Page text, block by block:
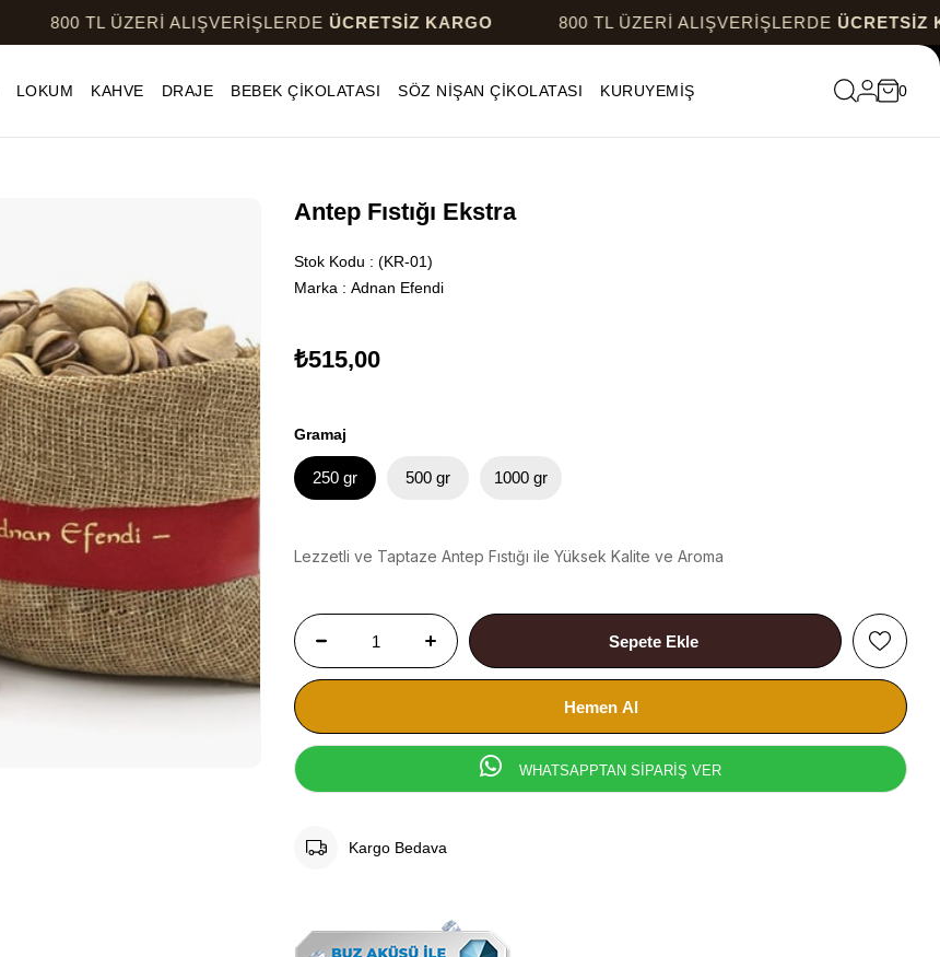
800 TL ÜZERİ ALIŞVERİŞLERDEÜCRETSİZ KARGO 800 TL ÜZERİ ALIŞVERİŞLERDEÜCRETSİZ
LOKUM KAHVE DRAJE BEBEK ÇİKOLATASI SÖZ NİŞAN ÇİKOLATASI KURUYEMİŞ 0
Antep Fıstığı Ekstra
Stok Kodu
(KR-01)
Marka : Adnan Efendi
₺515,00
Gramaj
250 gr 500 gr 1000 gr
Lezzetli ve Taptaze Antep Fıstığı ile Yüksek Kalite ve Aroma
WHATSAPPTAN SİPARİŞ VER
Kargo Bedava